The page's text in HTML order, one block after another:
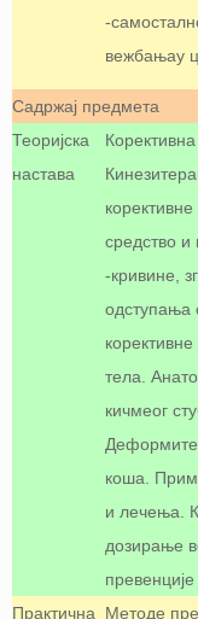
-
вежбањау
Садржај предмета
Теоријска
настава
средство и
-кривине,
одступања
тела.
кичмеог
коша.
и лечења.
дозирање
превенције
Практична
Методе